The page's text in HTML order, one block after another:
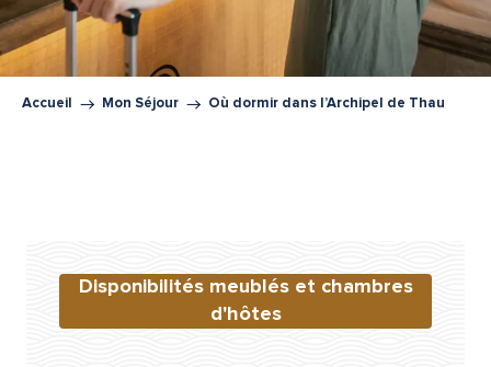
Accueil Mon Séjour Où dormir dans l’Archipel de Thau
Disponibilités meublés et chambres
d'hôtes